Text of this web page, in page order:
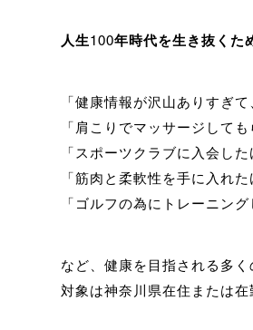
人生100年時代を生き抜くた
「健康情報が沢山ありすぎて
「肩こりでマッサージしても
「スポーツクラブに入会し
「筋肉と柔軟性を手に入れた
「ゴルフの為にトレーニン
など、健康を目指される多
対象は神奈川県在住または